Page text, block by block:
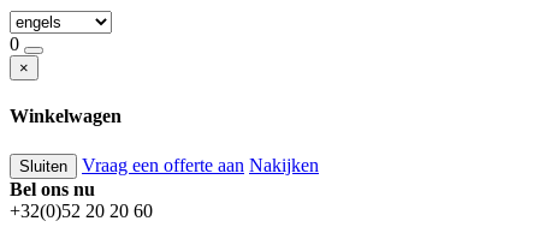
0
×
Winkelwagen
Sluiten Vraag een offerte aan Nakijken
Bel ons nu
+32(0)52 20 20 60